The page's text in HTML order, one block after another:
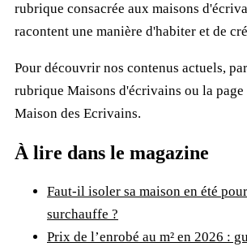
rubrique consacrée aux maisons
racontent une manière d'habiter et de
Pour découvrir nos contenus actuels,
rubrique Maisons d'écrivains ou la
Maison des Ecrivains.
À lire dans le magazine
Faut-il isoler sa maison en été
surchauffe ?
Prix de l’enrobé au m² en 2026 :